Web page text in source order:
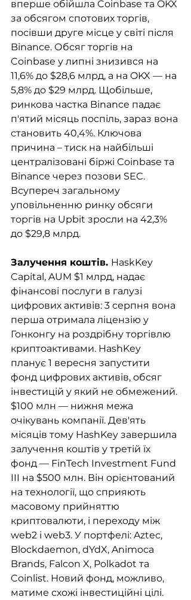
вперше обійшла Coinbase та OKX
за обсягом спотових торгів,
посівши друге місце у світі після
Binance. Обсяг торгів на
Coinbase у липні знизився на
11,6% до $28,6 млрд, а на OKX — на
5,8% до $29 млрд. Щобільше,
ринкова частка Binance падає
п'ятий місяць поспіль, зараз вона
становить 40,4%. Ключова
причина – тиск на найбільші
централізовані біржі Coinbase та
Binance через позови SEC.
Всупереч загальному
уповільненню ринку обсяги
торгів на Upbit зросли на 42,3%
до $29,8 млрд.
Залучення коштів. HaskKey
Capital, AUM $1 млрд, надає
фінансові послуги в галузі
цифрових активів: 3 серпня вона
перша отримала ліцензію у
Гонконгу на роздрібну торгівлю
криптоактивами. HashKey
планує 1 вересня запустити
фонд цифрових активів, обсяг
інвестицій у який не обмежений.
$100 млн — нижня межа
очікувань компанії. Дев'ять
місяців тому HashKey завершила
залучення коштів у третій їх
фонд — FinTech Investment Fund
III на $500 млн. Він орієнтований
на технології, що сприяють
масовому прийняттю
криптовалюти, і переходу між
web2 і web3. У портфелі: Aztec,
Blockdaemon, dYdX, Animoca
Brands, Falcon X, Polkadot та
Coinlist. Новий фонд, можливо,
матиме схожі інвестиційні цілі.